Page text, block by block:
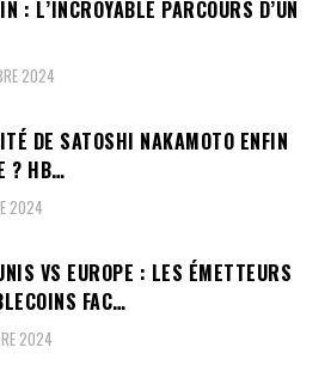
: L’INCROYABLE PARCOURS D’UN
2024
DE SATOSHI NAKAMOTO ENFIN
? HB…
2024
VS EUROPE : LES ÉMETTEURS
FAC…
2024